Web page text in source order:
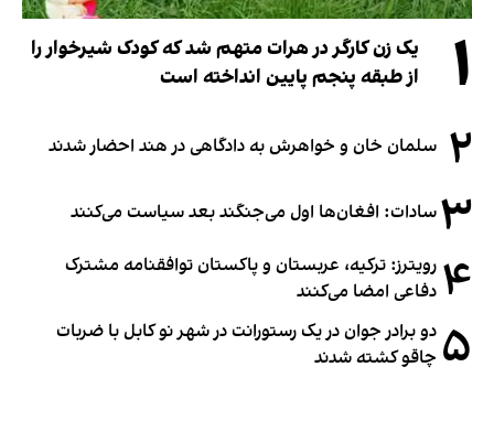
۱
یک زن کارگر در هرات متهم شد که کودک شیرخوار را
از طبقه پنجم پایین انداخته است
۲ سلمان خان و خواهرش به دادگاهی در هند احضار شدند
۳سادات: افغان‌ها اول می‌جنگند بعد سیاست می‌کنند
۴ رویترز: ترکیه، عربستان و پاکستان توافقنامه مشترک
دفاعی امضا می‌کنند
۵ دو برادر جوان در یک رستورانت در شهر نو کابل با ضربات
چاقو کشته شدند